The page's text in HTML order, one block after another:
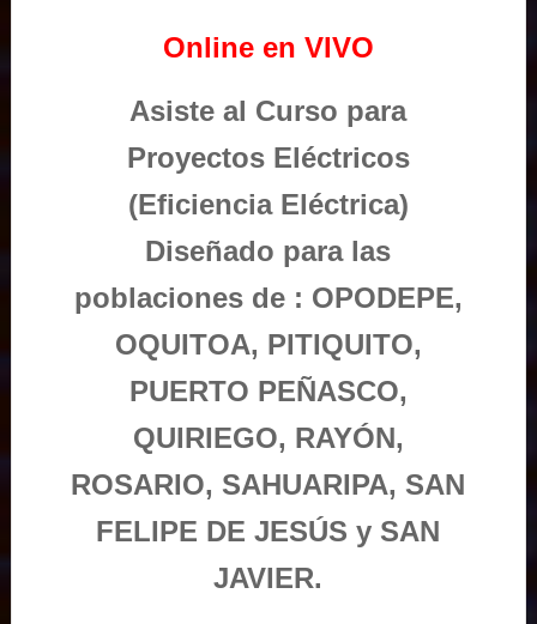
Online en VIVO
Asiste al Curso para
Proyectos Eléctricos
(Eficiencia Eléctrica)
Diseñado para las
poblaciones de : OPODEPE,
OQUITOA, PITIQUITO,
PUERTO PEÑASCO,
QUIRIEGO, RAYÓN,
ROSARIO, SAHUARIPA, SAN
FELIPE DE JESÚS y SAN
JAVIER.